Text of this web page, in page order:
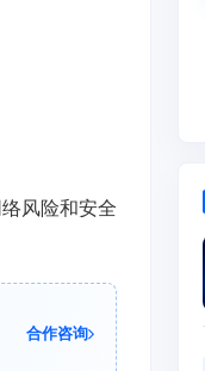
风险和安全
合作咨询